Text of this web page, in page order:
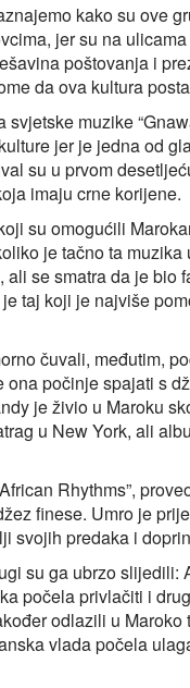
kako su ove
jer su na
poštovanja i
da ova kultura
muzike
jer je jedna od
su u prvom
imaju crne korijene.
su omogućili
je tačno ta
se smatra da je bio
taj koji je najviše
čuvali, međutim,
počinje spajati s
je živio u Maroku
u New York, ali
Rhythms”,
finese. Umro je
svojih predaka i
su ga ubrzo slijedili:
počela privlačiti i
odlazili u
vlada počela